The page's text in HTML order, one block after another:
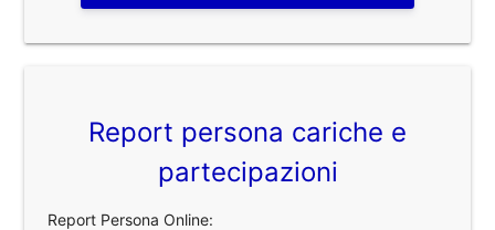
Report persona cariche e
partecipazioni
Report Persona Online: